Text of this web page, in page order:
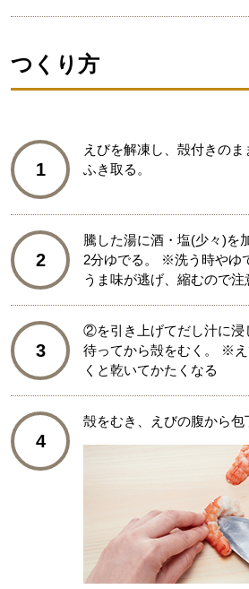
つくり方
1
えびを解凍し、殻付きの
ふき取る。
2
騰した湯に酒・塩(少々)
2分ゆでる。 ※洗う時やゆ
うま味が逃げ、縮むので注
3
②を引き上げてだし汁に浸
待ってから殻をむく。 ※
くと乾いてかたくなる
4
殻をむき、えびの腹から包